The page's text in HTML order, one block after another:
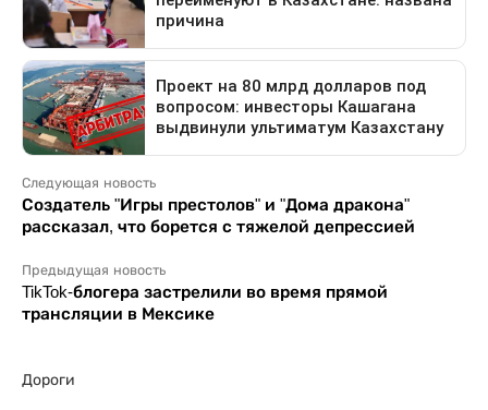
Следующая новость
Создатель "Игры престолов" и "Дома дракона"
рассказал, что борется с тяжелой депрессией
Предыдущая новость
TikTok-блогера застрелили во время прямой
трансляции в Мексике
Дороги